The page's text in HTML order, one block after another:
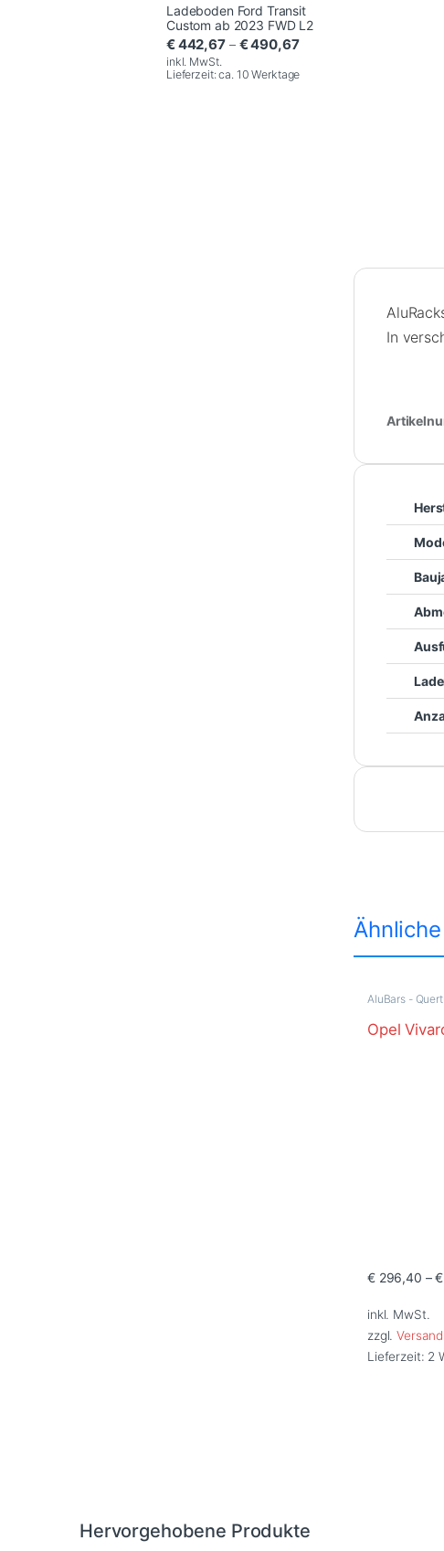
In
AluBars -
Opel
€296,40 –€
Dieses
inkl. MwSt.
zzgl.
Lieferzeit: 2
Ladeboden Ford Transit
Custom ab 2023 FWD L2
€442,67– €490,67
inkl. MwSt.
Lieferzeit:ca. 10 Werktage
Brands Carousel
Hervorgehobene Produkte